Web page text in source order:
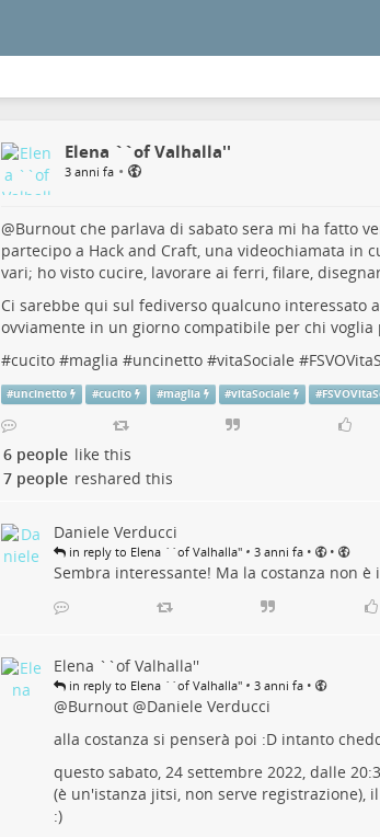
Elena ``of Valhalla''
3 anni fa •
@Burnoutche parlava di sabato sera mi ha fatto
partecipo a Hack and Craft, una videochiamata in
vari; ho visto cucire, lavorare ai ferri, filare,
Ci sarebbe qui sul fediverso qualcuno interessato
ovviamente in un giorno compatibile per chi
#cucito#maglia #uncinetto#vitaSociale #
#uncinetto #cucito #maglia #vitaSociale #
6 people like this
7 people reshared this
Daniele Verducci
in reply to Elena ``of Valhalla'' • 3 anni fa • •
Sembra interessante! Ma la costanza non è
Elena ``of Valhalla''
in reply to Elena ``of Valhalla'' • 3 anni fa •
@Burnout @Daniele Verducci
alla costanza si penserà poi :D intanto
questo sabato, 24 settembre 2022, dalle
(è un'istanza jitsi, non serve
:)